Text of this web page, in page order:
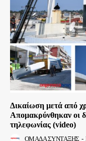
Δικαίωση μετά από
Απομακρύνθηκαν οι
τηλεφωνίας (video)
ΟΜΑΔΑ ΣΥΝΤΑΞΗΣ -